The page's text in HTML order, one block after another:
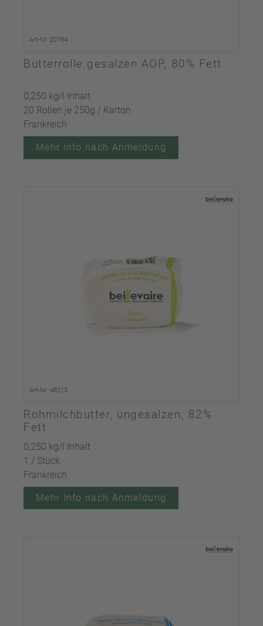
Art-Nr. 20784
Butterrolle gesalzen AOP, 80% Fett
0,250 kg/l Inhalt
20 Rollen je 250g / Karton
Frankreich
Mehr Info nach Anmeldung
Art-Nr. 48213
Rohmilchbutter, ungesalzen, 82%
Fett
0,250 kg/l Inhalt
1 / Stück
Frankreich
Mehr Info nach Anmeldung